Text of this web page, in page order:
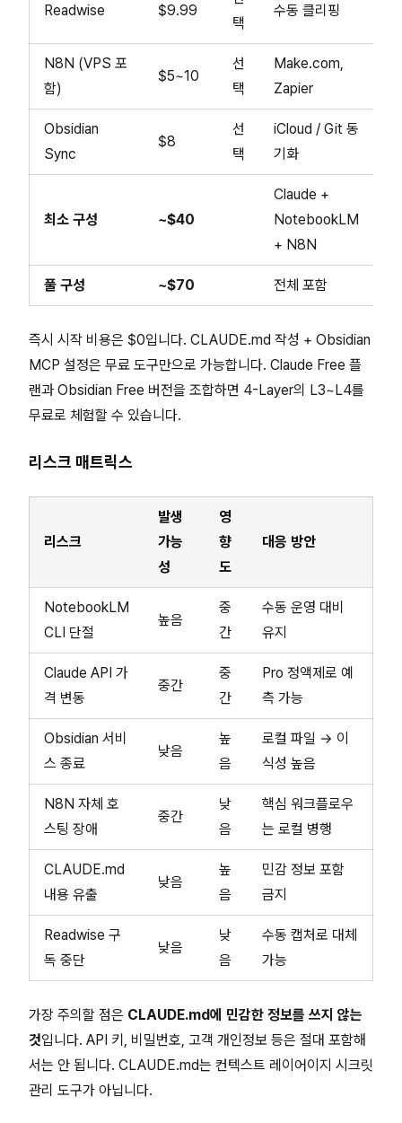
Readwise $9.99
택
수동 클리핑
N8N (VPS 포
함)
$5~10
선
택
Make.com,
Zapier
Obsidian
Sync
$8
선
택
iCloud / Git 동
기화
최소 구성 ~$40
Claude +
NotebookLM
+ N8N
풀 구성 ~$70 전체 포함
즉시 시작 비용은 $0입니다. CLAUDE.md 작성 + Obsidian
MCP 설정은 무료 도구만으로 가능합니다. Claude Free 플
랜과 Obsidian Free 버전을 조합하면 4-Layer의 L3~L4를
무료로 체험할 수 있습니다.
리스크 매트릭스
리스크
발생
가능
성
영
향
도
대응 방안
NotebookLM
CLI 단절
높음
중
간
수동 운영 대비
유지
Claude API 가
격 변동
중간
중
간
Pro 정액제로 예
측 가능
Obsidian 서비
스 종료
낮음
높
음
로컬 파일 → 이
식성 높음
N8N 자체 호
스팅 장애
중간
낮
음
핵심 워크플로우
는 로컬 병행
CLAUDE.md
내용 유출
낮음
높
음
민감 정보 포함
금지
Readwise 구
독 중단
낮음
낮
음
수동 캡처로 대체
가능
가장 주의할 점은 CLAUDE.md에 민감한 정보를 쓰지 않는
것입니다. API 키, 비밀번호, 고객 개인정보 등은 절대 포함해
서는 안 됩니다. CLAUDE.md는 컨텍스트 레이어이지 시크릿
관리 도구가 아닙니다.